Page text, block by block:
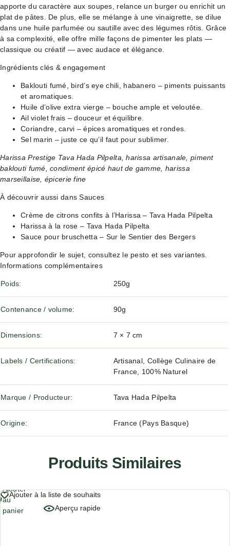
apporte du caractère aux soupes, relance un burger ou enrichit un
plat de pâtes. De plus, elle se mélange à une vinaigrette, se dilue
dans une huile parfumée ou sautille avec des légumes rôtis. Grâce
à sa complexité, elle offre mille façons de pimenter les plats —
classique ou créatif — avec audace et élégance.
Ingrédients clés & engagement
Baklouti fumé, bird’s eye chili, habanero – piments puissants
et aromatiques.
Huile d’olive extra vierge – bouche ample et veloutée.
Ail violet frais – douceur et équilibre.
Coriandre, carvi – épices aromatiques et rondes.
Sel marin – juste ce qu’il faut pour sublimer.
Harissa Prestige Tava Hada Pilpelta, harissa artisanale, piment
baklouti fumé, condiment épicé haut de gamme, harissa
marseillaise, épicerie fine
À découvrir aussi dans Sauces
Crème de citrons confits à l’Harissa – Tava Hada Pilpelta
Harissa à la rose – Tava Hada Pilpelta
Sauce pour bruschetta – Sur le Sentier des Bergers
Pour approfondir le sujet, consultez le pesto et ses variantes
Informations complémentaires
Poids 250g
Dimensions 7 × 7 cm
Contenance / volume 90g
Labels / Certifications
Artisanal, Collège Culinaire de
France, 100% Naturel
Marque / Producteur Tava Hada Pilpelta
Origine France (Pays Basque)
Produits Similaires
Ajouter à la liste de souhaits
Aperçu rapide
Ajouter
au
panier